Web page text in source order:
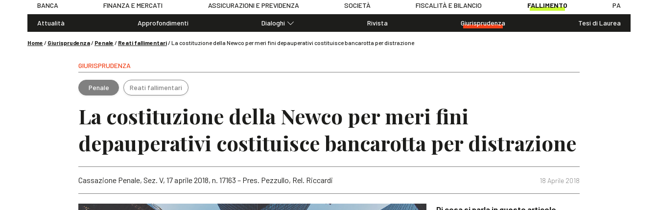
BANCA FINANZA E MERCATI ASSICURAZIONI E PREVIDENZA SOCIETÀ FISCALITÀ E BILANCIO FALLIMENTO PA
Attualità Approfondimenti
Dialoghi
Rivista Giurisprudenza Tesi di Laurea
Home / Giurisprudenza/ Penale / Reati fallimentari/La costituzione della Newco per meri fini depauperativi costituisce bancarotta per distrazione
GIURISPRUDENZA
Penale Reati fallimentari
La costituzione della Newco per meri fini
depauperativi costituisce bancarotta per distrazione
18 Aprile 2018
Cassazione Penale, Sez. V, 17 aprile 2018, n. 17163 – Pres. Pezzullo, Rel. Riccardi